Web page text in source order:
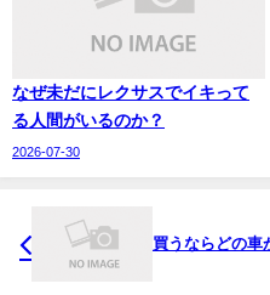
なぜ未だにレクサスでイキって
る人間がいるのか？
2026-07-30
買うならどの車